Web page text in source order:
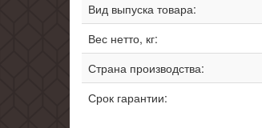
Вид выпуска товара:
Вес нетто, кг:
Страна производства:
Срок гарантии: